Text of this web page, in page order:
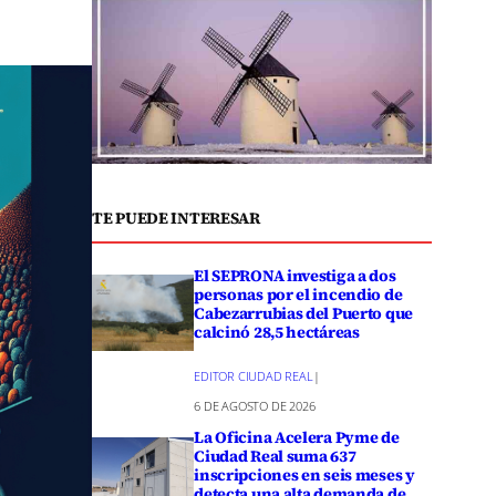
TE PUEDE INTERESAR
El SEPRONA investiga a dos
personas por el incendio de
Cabezarrubias del Puerto que
calcinó 28,5 hectáreas
EDITOR CIUDAD REAL|
6 DE AGOSTO DE 2026
La Oficina Acelera Pyme de
Ciudad Real suma 637
inscripciones en seis meses y